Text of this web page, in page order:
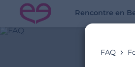
Rencontre en
FAQ